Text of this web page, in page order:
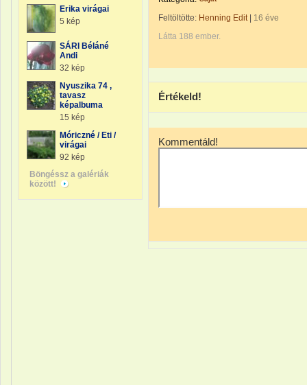
Erika virágai
5 kép
SÁRI Béláné
Andi
32 kép
Nyuszika 74 ,
tavasz
képalbuma
15 kép
Móriczné / Eti /
virágai
92 kép
Böngéssz a galériák
között!
Feltöltötte: Henning Edit| 16 éve
Látta 188 ember.
Értékeld!
Kommentáld!